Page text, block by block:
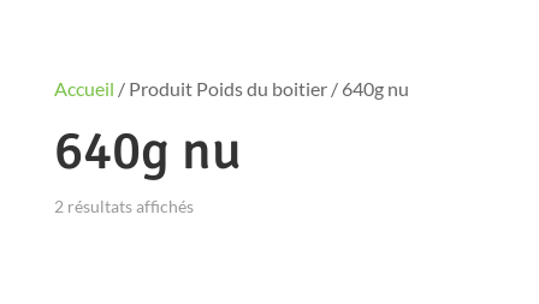
Accueil / Produit Poids du boitier / 640g nu
640g nu
2 résultats affichés